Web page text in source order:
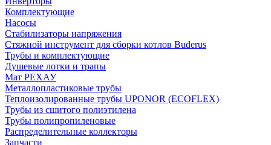
Комплектующие
Насосы
Стабилизаторы напряжения
Стяжной инструмент для сборки котлов Buderus
Трубы и комплектующие
Душевые лотки и трапы
Мат РЕХАУ
Металлопластиковые трубы
Теплоизолированные трубы UPONOR (ECOFLEX)
Трубы из сшитого полиэтилена
Трубы полипропиленовые
Распределительные коллекторы
Запчасти